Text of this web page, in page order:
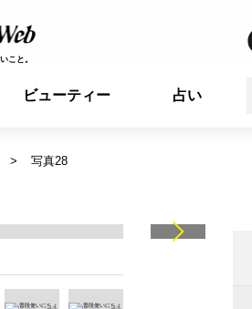
こと。
ビューティー 占い
写真28